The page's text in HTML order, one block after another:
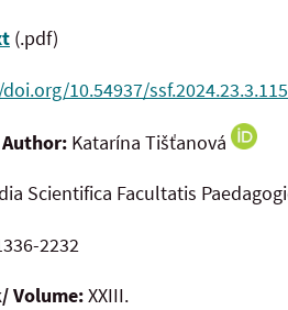
(.pdf)
10.54937/
Katarína Tišťanová
Scientifica Facultatis
2232
Volume:XXIII.